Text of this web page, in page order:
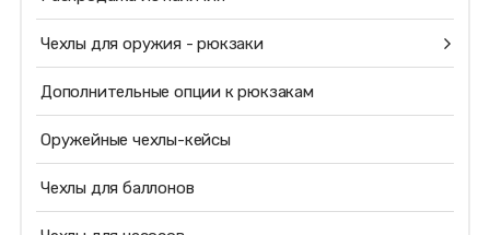
Чехлы для оружия - рюкзаки
Дополнительные опции к рюкзакам
Оружейные чехлы-кейсы
Чехлы для баллонов